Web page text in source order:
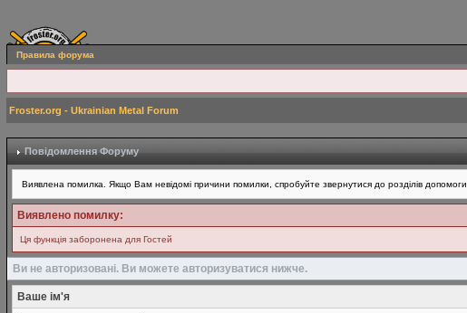
Правила форума
Froster.org - Ukrainian Metal Forum
Повідомлення Форуму
Виявлена помилка. Якщо Вам невідомі причини помилки, спробуйте звернутися до розділів допомоги.
Виявлено помилку:
Ця функція заборонена для Гостей
Ви не авторизовані. Ви можете авторизуватися нижче.
Ваше ім'я